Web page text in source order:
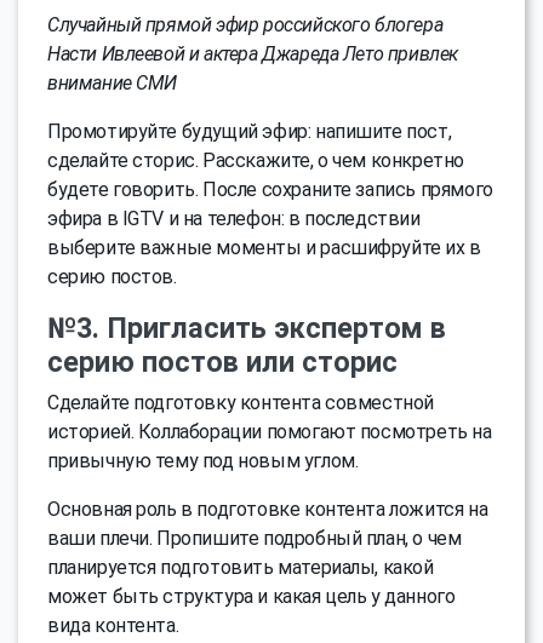
Случайный прямой эфир российского блогера
Насти Ивлеевой и актера Джареда Лето привлек
внимание СМИ
Промотируйте будущий эфир: напишите пост,
сделайте сторис. Расскажите, о чем конкретно
будете говорить. После сохраните запись прямого
эфира в IGTV и на телефон: в последствии
выберите важные моменты и расшифруйте их в
серию постов.
№3. Пригласить экспертом в
серию постов или сторис
Сделайте подготовку контента совместной
историей. Коллаборации помогают посмотреть на
привычную тему под новым углом.
Основная роль в подготовке контента ложится на
ваши плечи. Пропишите подробный план, о чем
планируется подготовить материалы, какой
может быть структура и какая цель у данного
вида контента.